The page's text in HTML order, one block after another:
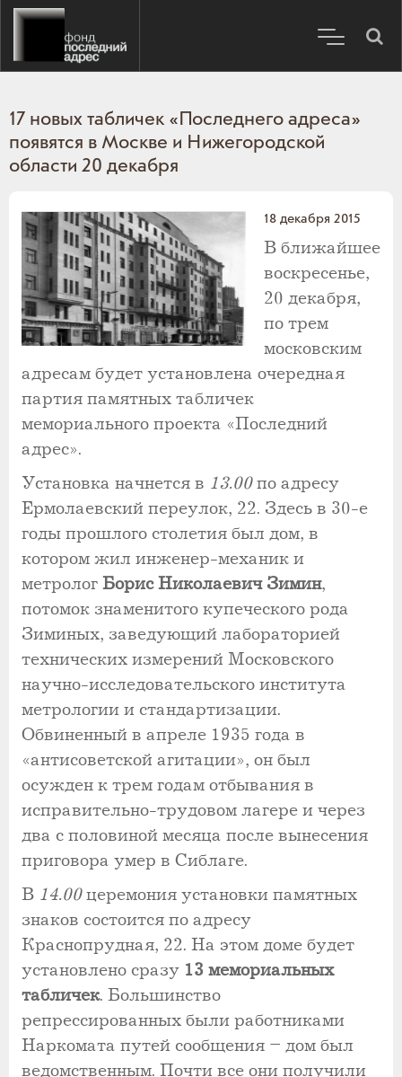
17 новых табличек «Последнего адреса»
появятся в Москве и Нижегородской
области 20 декабря
18 декабря 2015
В ближайшее
воскресенье,
20 декабря,
по трем
московским
адресам будет установлена очередная
партия памятных табличек
мемориального проекта «Последний
адрес».
Установка начнется в 13.00по адресу
Ермолаевский переулок, 22. Здесь в 30-е
годы прошлого столетия был дом, в
котором жил инженер-механик и
метролог Борис Николаевич Зимин,
потомок знаменитого купеческого рода
Зиминых, заведующий лабораторией
технических измерений Московского
научно-исследовательского института
метрологии и стандартизации.
Обвиненный в апреле 1935 года в
«антисоветской агитации», он был
осужден к трем годам отбывания в
исправительно-трудовом лагере и через
два с половиной месяца после вынесения
приговора умер в Сиблаге.
В 14.00церемония установки памятных
знаков состоится по адресу
Краснопрудная, 22. На этом доме будет
установлено сразу 13 мемориальных
табличек. Большинство
репрессированных были работниками
Наркомата путей сообщения – дом был
ведомственным. Почти все они получили